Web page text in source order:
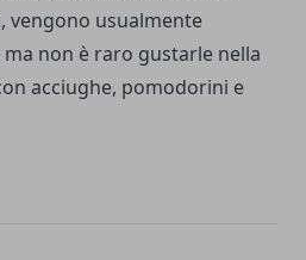
vengono usualmente
ma non è raro gustarle nella
acciughe, pomodorini e